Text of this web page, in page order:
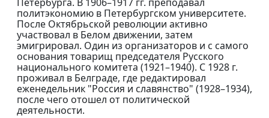
политэкономию в Петербургском университете.
После Октябрьской революции активно
участвовал в Белом движении, затем
эмигрировал. Один из организаторов и с самого
основания товарищ председателя Русского
национального комитета (1921–1940). С 1928 г.
проживал в Белграде, где редактировал
еженедельник "Россия и славянство" (1928–1934),
после чего отошел от политической
деятельности.